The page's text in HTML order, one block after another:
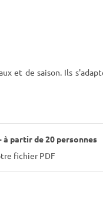
et de saison. Ils
partir de 20 personnes
fichier PDF